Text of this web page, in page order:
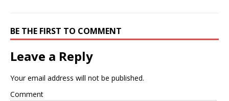
BE THE FIRST TO COMMENT
Leave a Reply
Your email address will not be published.
Comment